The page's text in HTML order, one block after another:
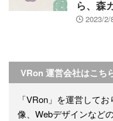
ら、森
2023/2/
VRon 運営会社はこち
「VRon」を運営して
像、Webデザインなど